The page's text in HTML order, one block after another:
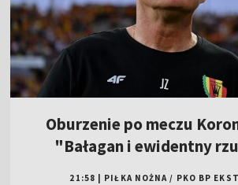
Oburzenie po meczu
"Bałagan i ewidentny
21:58 PIŁKA NOŻNA / PKO BP